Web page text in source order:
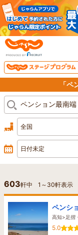
「ペ
全国
日付未定
603軒中 1 ～ 30軒表示
ペンシ
高知>足摺
5.0